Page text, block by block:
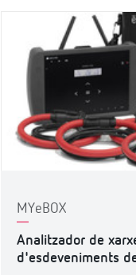
MYeBOX
Analitzador de
d'esdeveniments